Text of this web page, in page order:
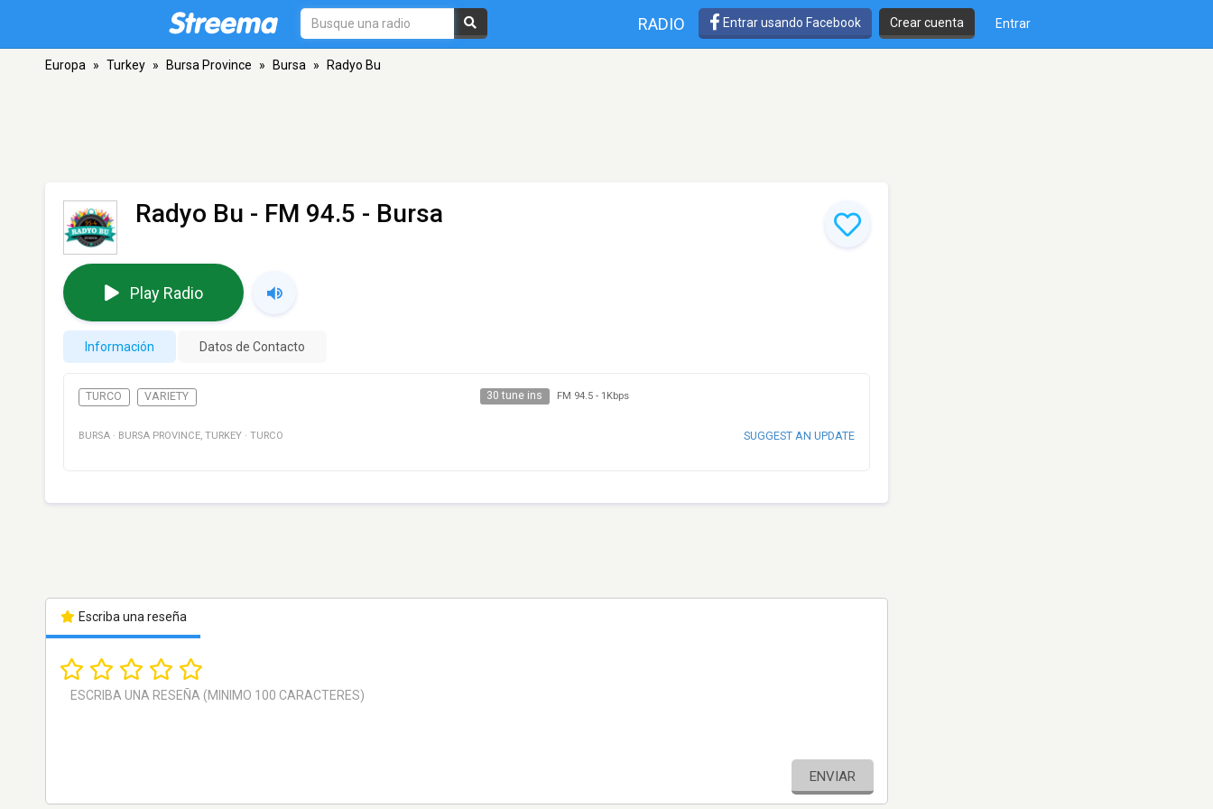
RADIO Entrar usando Facebook Crear cuenta Entrar
Europa » Turkey » Bursa Province » Bursa » Radyo Bu
Radyo Bu - FM 94.5 - Bursa
Play Radio
Información Datos de Contacto
TURCO VARIETY 30 tune ins FM 94.5- 1Kbps
BURSA · BURSA PROVINCE, TURKEY · TURCO SUGGEST AN UPDATE
Escriba una reseña
ENVIAR